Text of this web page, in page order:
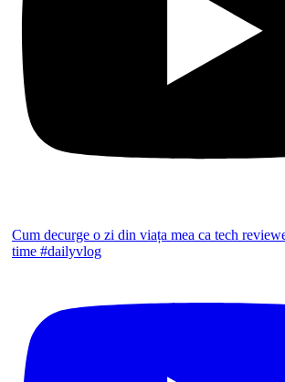
Cum decurge o zi din viața mea ca tech
time #dailyvlog